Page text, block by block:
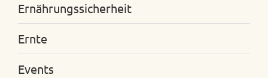
Ernährungssicherheit
Ernte
Events